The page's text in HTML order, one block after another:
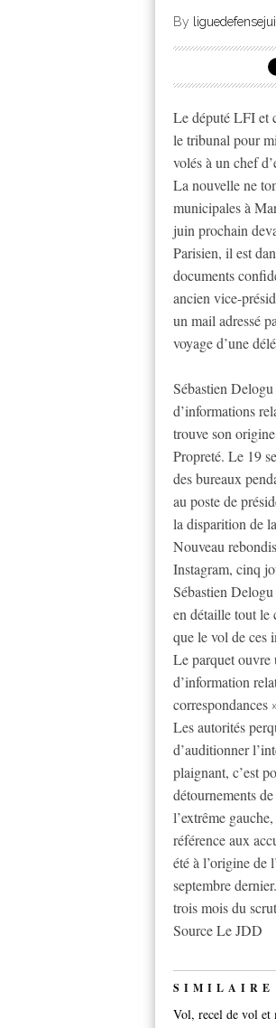
By
Le député LFI et
le tribunal pour
volés à un chef
La nouvelle ne
municipales à
juin prochain
Parisien, il est
documents
ancien vice-
un mail adressé
voyage d’une
Sébastien
d’informations
trouve son
Propreté. Le 19
des bureaux
au poste de
la disparition de
Nouveau
Instagram, cinq
Sébastien
en détaille tout le
que le vol de ces
Le parquet ouvre
d’information
correspondances
Les autorités
d’auditionner
plaignant, c’est
détournements
l’extrême
référence aux
été à l’origine de
septembre
trois mois du
Source Le JDD
SIMILAIRE
Vol, recel de vol et